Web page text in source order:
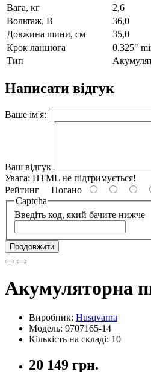
Вага, кг
2,6
Вольтаж, В
36,0
Довжина шини, см
35,0
Крок ланцюга
0.325"
Тип
Написати відгук
Ваше ім'я:
Ваш відгук
Увага: HTML не підтримується!
Рейтинг Погано
Captcha
Введіть код, який бачите нижче
Продовжити
Акумуляторна
Виробник: Husqvarna
Модель: 9707165-14
Кількість на складі: 10
20 149 грн.